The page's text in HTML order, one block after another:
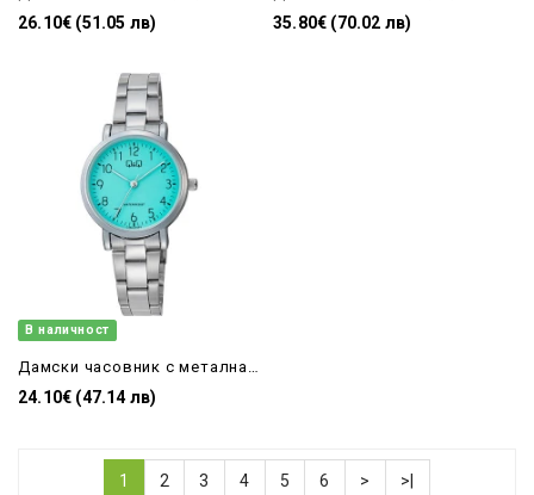
26.10€ (51.05 лв) 35.80€ (70.02 лв)
В наличност
24.10€ (47.14 лв)
1 2 3 4 5 6 > >|